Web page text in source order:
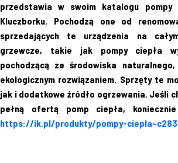
przedstawia w swoim katalogu pompy
Kluczborku. Pochodzą one od
sprzedających te urządzenia na
grzewcze, takie jak pompy ciepła
pochodzącą ze środowiska
ekologicznym rozwiązaniem. Sprzęty te
jak i dodatkowe źródło ogrzewania. Jeśli
pełną ofertą pomp ciepła,
https://ik.pl/produkty/pompy-